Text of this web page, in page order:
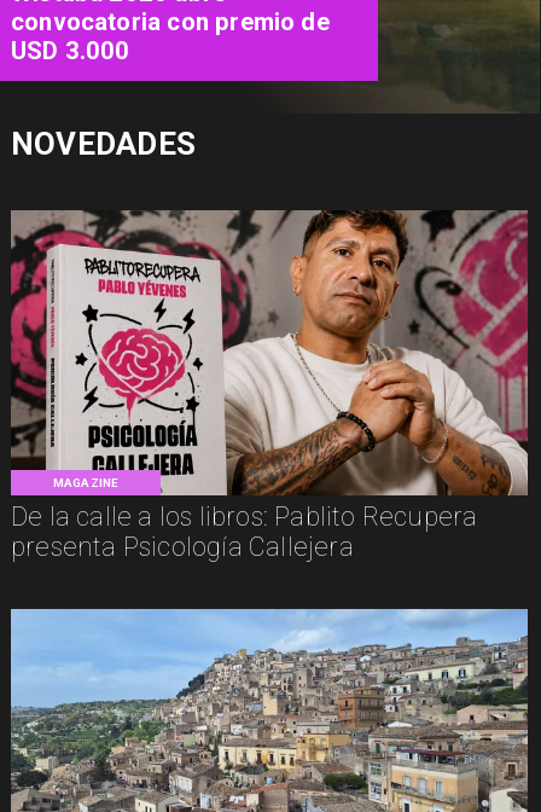
MAGAZINE
De la calle a los libros: Pablito Recupera
presenta Psicología Callejera
cine contada a través de las
mujeres
NOVEDADES